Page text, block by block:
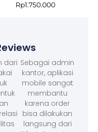
Rp1.750.000
dari Sebagai admin
kantor, aplikasi
mobile sangat
membantu
karena order
bisa dilakukan
langsung dari